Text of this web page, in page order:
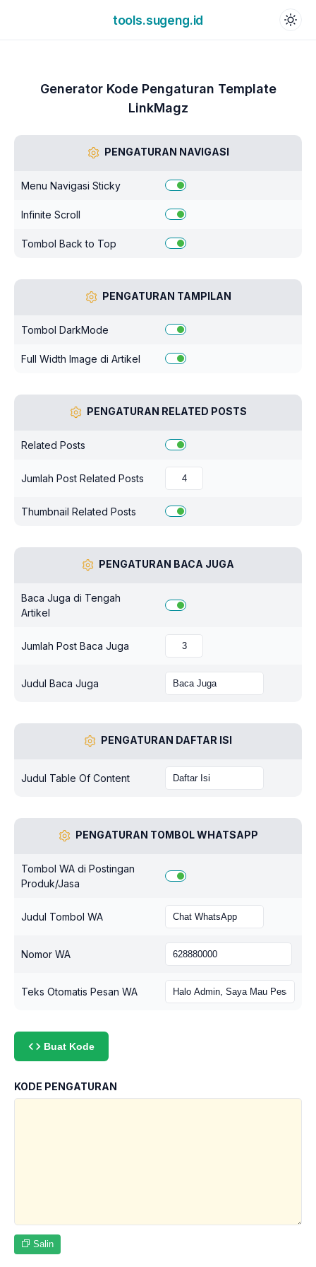
tools.sugeng.id
Generator Kode Pengaturan Template
LinkMagz
PENGATURAN NAVIGASI
Menu Navigasi Sticky
Infinite Scroll
Tombol Back to Top
PENGATURAN TAMPILAN
Tombol DarkMode
Full Width Image di Artikel
PENGATURAN RELATED POSTS
Related Posts
Jumlah Post Related Posts
Thumbnail Related Posts
PENGATURAN BACA JUGA
Baca Juga di Tengah
Artikel
Jumlah Post Baca Juga
Judul Baca Juga
PENGATURAN DAFTAR ISI
Judul Table Of Content
PENGATURAN TOMBOL WHATSAPP
Tombol WA di Postingan
Produk/Jasa
Judul Tombol WA
Nomor WA
Teks Otomatis Pesan WA
Buat Kode
KODE PENGATURAN
Salin